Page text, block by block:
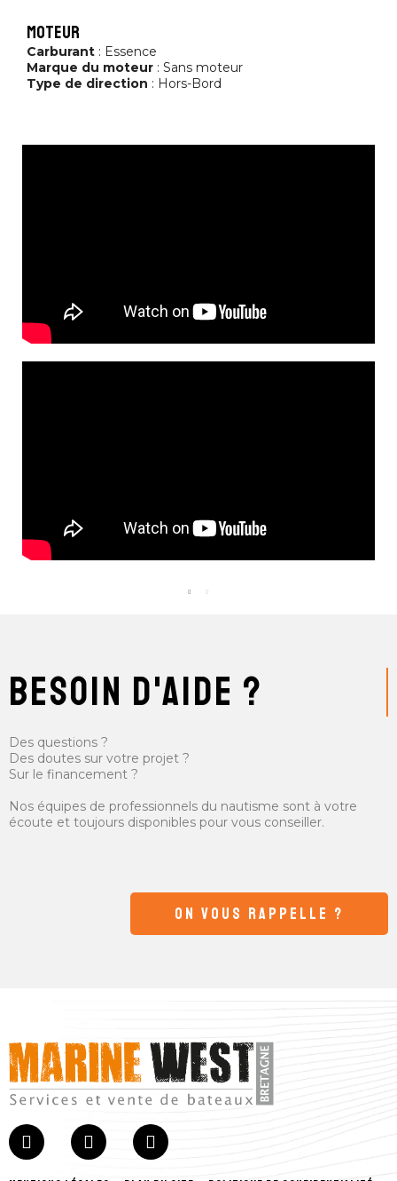
moteur
Carburant : Essence
Marque du moteur : Sans moteur
Type de direction : Hors-Bord
besoin d'aide ?
Des questions ?
Des doutes sur votre projet ?
Sur le financement ?
Nos équipes de professionnels du nautisme sont à votre
écoute et toujours disponibles pour vous conseiller.
ON VOUS RAPPELLE ?